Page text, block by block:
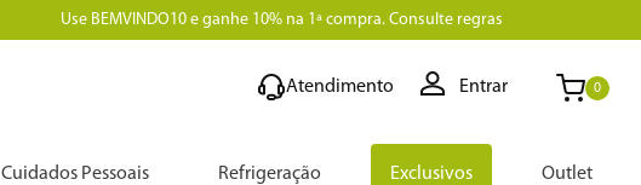
Use BEMVINDO10 e ganhe 10% na 1ª compra. Consulte regras
Atendimento Entrar 0
Cuidados Pessoais Refrigeração Exclusivos Outlet